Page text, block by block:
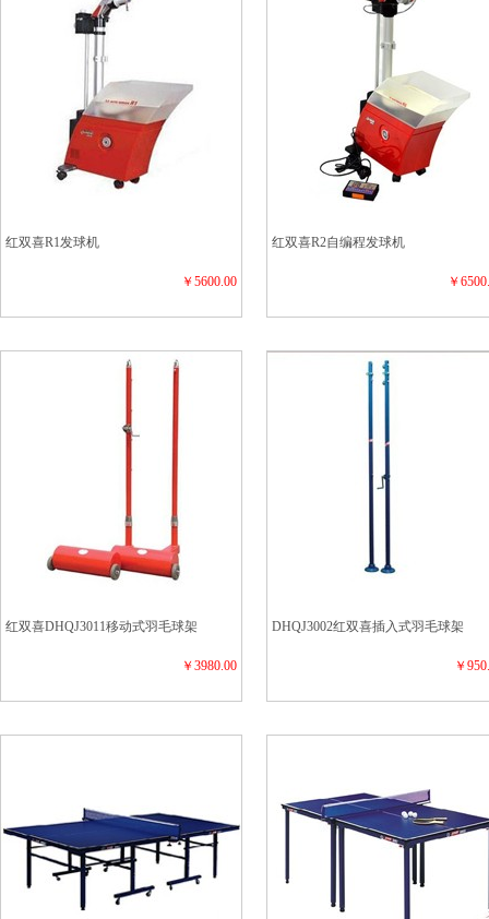
红双喜R1发球机
￥5600.00
红双喜R2自编程发球机
￥
红双喜DHQJ3011移动式羽毛球架
￥3980.00
DHQJ3002红双喜插入式羽毛球架
￥